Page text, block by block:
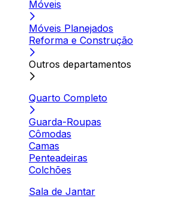
Móveis
Móveis Planejados
Reforma e Construção
Outros departamentos
Quarto Completo
Guarda-Roupas
Cômodas
Camas
Penteadeiras
Colchões
Sala de Jantar